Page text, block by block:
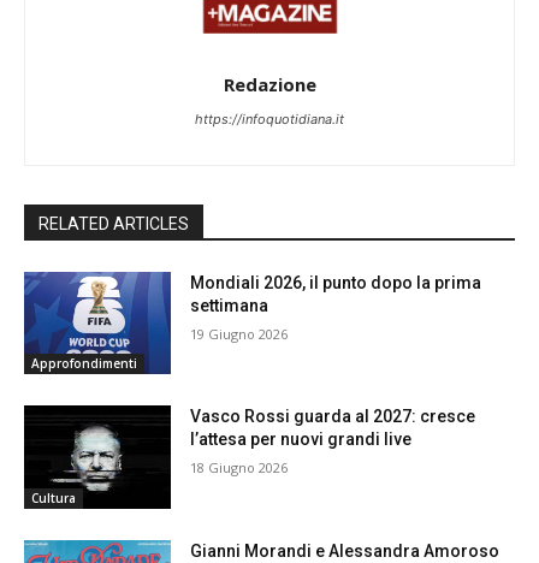
Redazione
https://infoquotidiana.it
RELATED ARTICLES
Approfondimenti
Mondiali 2026, il punto dopo la prima
settimana
19 Giugno 2026
Cultura
Vasco Rossi guarda al 2027: cresce
l’attesa per nuovi grandi live
18 Giugno 2026
Gianni Morandi e Alessandra Amoroso